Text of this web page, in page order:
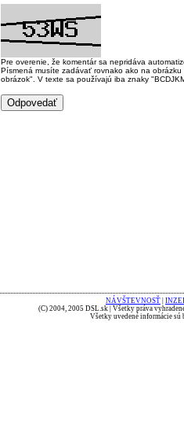
Pre overenie, že komentár sa nepridáva
Písmená musíte zadávať rovnako ako na
obrázok". V texte sa používajú iba znaky
NÁVŠTEVNOSŤ
(C) 2004, 2005 DSL.sk | Všetky práva
Všetky uvedené informácie sú